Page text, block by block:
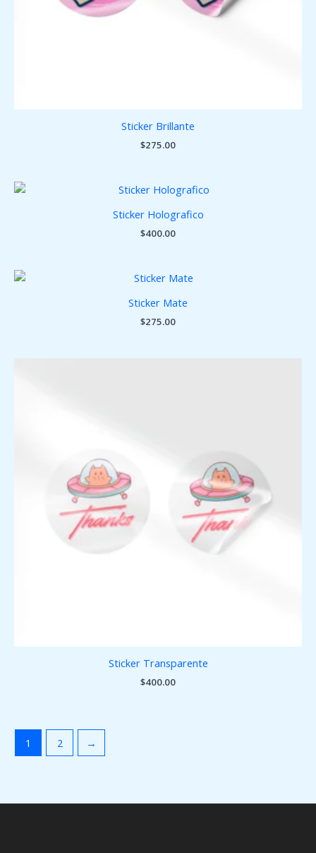
Sticker Brillante
$275.00
Sticker Holografico
$400.00
Sticker Mate
$275.00
Sticker Transparente
$400.00
1 2 →